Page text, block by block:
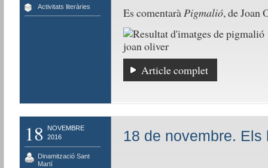
Activitats literàries Es comentaràPigmalió, de Joan
Article complet
18
NOVEMBRE
2016
Dinamització Sant
Martí
18 de novembre.